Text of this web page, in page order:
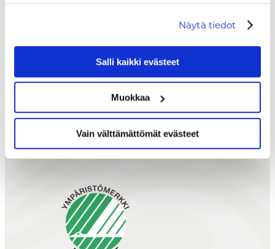
Näytä tiedot
Salli kaikki evästeet
Muokkaa
Vain välttämättömät evästeet